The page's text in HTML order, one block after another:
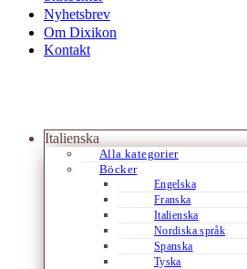
Nyhetsbrev
Om Dixikon
Kontakt
Italienska
Alla kategorier
Böcker
Engelska
Franska
Italienska
Nordiska språk
Spanska
Tyska